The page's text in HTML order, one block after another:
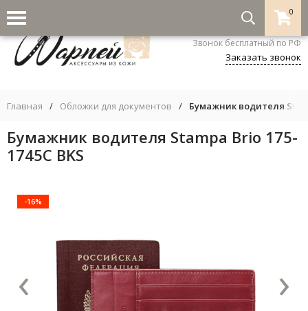
0
8-800-333-5530
Звонок бесплатный по РФ
Заказать звонок
Главная / Обложки для документов / Бумажник водителя
Бумажник водителя Stampa Brio 175-
1745C BKS
-16%
‹ ›